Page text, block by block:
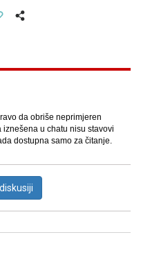
da obriše neprimjeren
u chatu nisu stavovi
dostupna samo za čitanje.